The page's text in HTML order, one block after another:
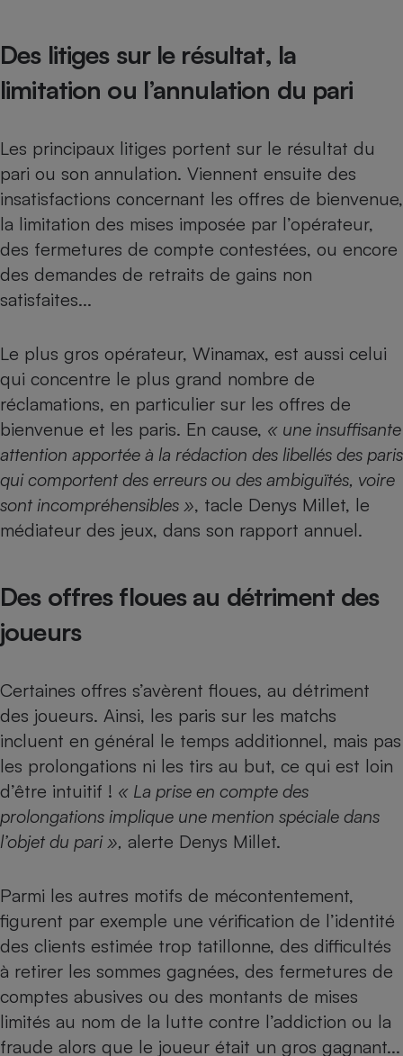
Des litiges sur le résultat, la
limitation ou l’annulation du pari
Les principaux litiges portent sur le résultat du
pari ou son annulation. Viennent ensuite des
insatisfactions concernant les offres de bienvenue,
la limitation des mises imposée par l’opérateur,
des fermetures de compte contestées, ou encore
des demandes de retraits de gains non
satisfaites...
Le plus gros opérateur, Winamax, est aussi celui
qui concentre le plus grand nombre de
réclamations, en particulier sur les offres de
bienvenue et les paris. En cause, « une insuffisante
attention apportée à la rédaction des libellés des paris
qui comportent des erreurs ou des ambiguïtés, voire
sont incompréhensibles », tacle Denys Millet, le
médiateur des jeux, dans son rapport annuel.
Des offres floues au détriment des
joueurs
Certaines offres s’avèrent floues, au détriment
des joueurs. Ainsi, les paris sur les matchs
incluent en général le temps additionnel, mais pas
les prolongations ni les tirs au but, ce qui est loin
d’être intuitif ! « La prise en compte des
prolongations implique une mention spéciale dans
l’objet du pari », alerte Denys Millet.
Parmi les autres motifs de mécontentement,
figurent par exemple une vérification de l’identité
des clients estimée trop tatillonne, des difficultés
à retirer les sommes gagnées, des fermetures de
comptes abusives ou des montants de mises
limités au nom de la lutte contre l’addiction ou la
fraude alors que le joueur était un gros gagnant...
Climatiseur -
Ventilateur
Cafetière à expressos
Robot ménager
Antivirus